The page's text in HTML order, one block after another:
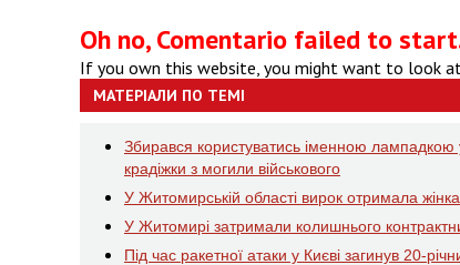
Oh no, Comentario failed to
If you own this website, you might want to look
МАТЕРІАЛИ ПО ТЕМІ
Збирався користуватись іменною лампадкою
крадіжки з могили військового
У Житомирській області вирок отримала
У Житомирі затримали колишнього
Під час ракетної атаки у Києві загинув 20-